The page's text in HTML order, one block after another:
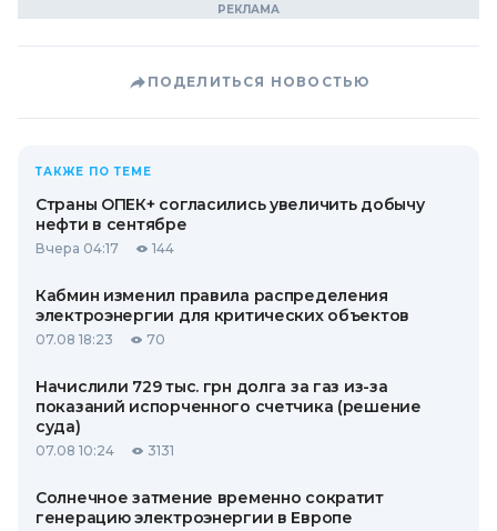
ПОДЕЛИТЬСЯ НОВОСТЬЮ
ТАКЖЕ ПО ТЕМЕ
Страны ОПЕК+ согласились увеличить добычу
нефти в сентябре
Вчера 04:17 144
Кабмин изменил правила распределения
электроэнергии для критических объектов
07.08 18:23 70
Начислили 729 тыс. грн долга за газ из-за
показаний испорченного счетчика (решение
суда)
07.08 10:24 3131
Солнечное затмение временно сократит
генерацию электроэнергии в Европе